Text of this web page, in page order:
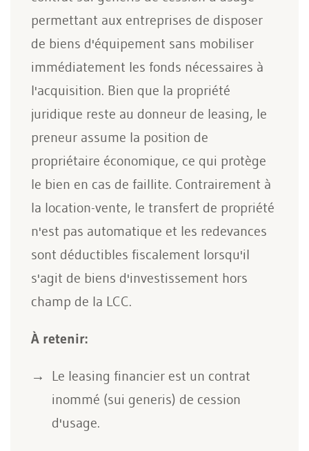
permettant aux entreprises de disposer
de biens d'équipement sans mobiliser
immédiatement les fonds nécessaires à
l'acquisition. Bien que la propriété
juridique reste au donneur de leasing, le
preneur assume la position de
propriétaire économique, ce qui protège
le bien en cas de faillite. Contrairement à
la location-vente, le transfert de propriété
n'est pas automatique et les redevances
sont déductibles fiscalement lorsqu'il
s'agit de biens d'investissement hors
champ de la LCC.
À retenir:
Le leasing financier est un contrat
inommé (sui generis) de cession
d'usage.